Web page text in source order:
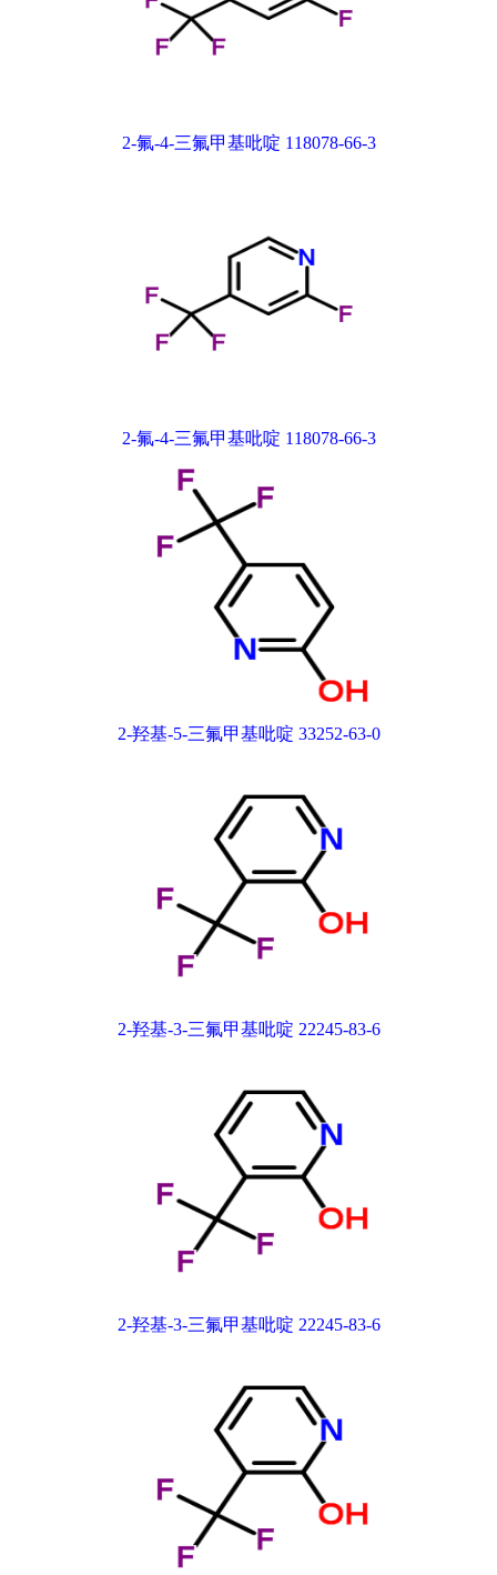
2-氟-4-三氟甲基吡啶 118078-66-3
2-氟-4-三氟甲基吡啶 118078-66-3
2-羟基-5-三氟甲基吡啶 33252-63-0
2-羟基-3-三氟甲基吡啶 22245-83-6
2-羟基-3-三氟甲基吡啶 22245-83-6